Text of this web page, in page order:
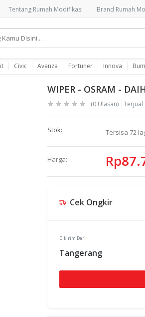
Tentang Rumah Modifikasi Brand Rumah
Civic Avanza Fortuner Innova
WIPER - OSRAM -
(0 Ulasan) Terjual
Stok: Tersisa 72
Harga:
Cek Ongkir
Dikirim Dari
Tangerang